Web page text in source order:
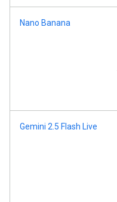
Nano Banana
Gemini 2.5 Flash Live